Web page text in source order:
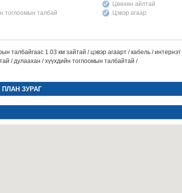
Цөөхөн айлтай
тоглоомын талбай
Цэвэр агаар
талбайгаас 1.03 км зайтай / цэвэр агаарт / кабель /
/ дулаахан / хүүхдийн тоглоомын талбайтай /
ЗУРАГ